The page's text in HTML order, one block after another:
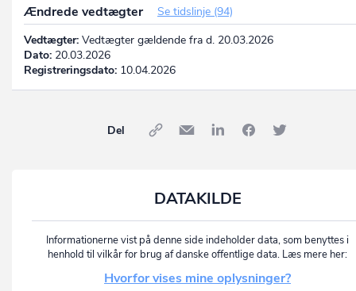
Ændrede vedtægter
Se tidslinje (94)
Vedtægter: Vedtægter gældende fra d. 20.03.2026
Dato: 20.03.2026
Registreringsdato: 10.04.2026
Del
DATAKILDE
Informationerne vist på denne side indeholder data, som benyttes i
henhold til vilkår for brug af danske offentlige data. Læs mere her:
Hvorfor vises mine oplysninger?